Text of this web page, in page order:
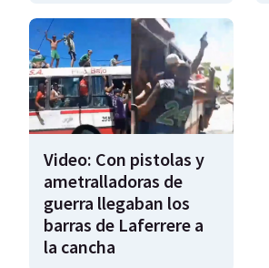
Video: Con pistolas y
ametralladoras de
guerra llegaban los
barras de Laferrere a
la cancha